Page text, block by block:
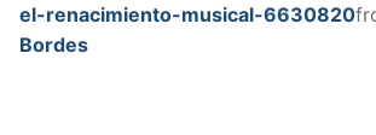
el-renacimiento-musical-6630820
Bordes